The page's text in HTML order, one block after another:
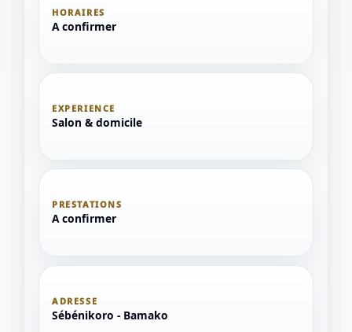
HORAIRES
A confirmer
EXPERIENCE
Salon & domicile
PRESTATIONS
A confirmer
ADRESSE
Sébénikoro - Bamako